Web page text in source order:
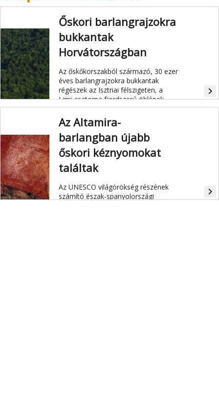
Őskori barlangrajzokra
bukkantak
Horvátországban
Az őskőkorszakból származó, 30 ezer
éves barlangrajzokra bukkantak
régészek az Isztriai félszigeten, a
Limi-csatorna fjordszerű öblének
egyik oldalán található Romuald-
barlangban.
navigate_next
Az Altamira-
barlangban újabb
őskori kéznyomokat
találtak
Az UNESCO világörökség részének
számító észak-spanyolországi
navigate_next